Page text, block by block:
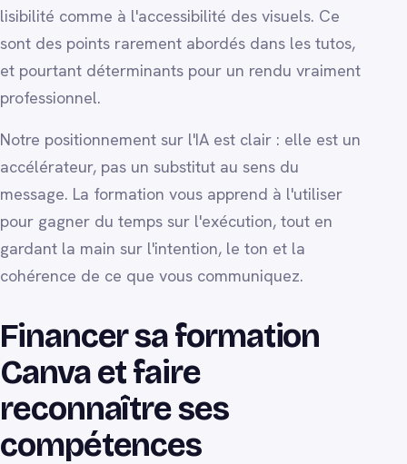
lisibilité comme à l'accessibilité des visuels. Ce
sont des points rarement abordés dans les tutos,
et pourtant déterminants pour un rendu vraiment
professionnel.
Notre positionnement sur l'IA est clair : elle est un
accélérateur, pas un substitut au sens du
message. La formation vous apprend à l'utiliser
pour gagner du temps sur l'exécution, tout en
gardant la main sur l'intention, le ton et la
cohérence de ce que vous communiquez.
Financer sa formation
Canva et faire
reconnaître ses
compétences